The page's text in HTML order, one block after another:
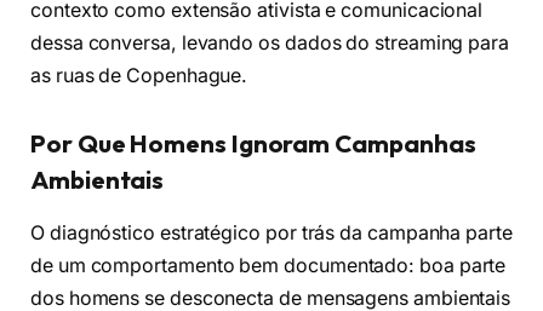
contexto como extensão ativista e comunicacional
dessa conversa, levando os dados do streaming para
as ruas de Copenhague.
Por Que Homens Ignoram Campanhas
Ambientais
O diagnóstico estratégico por trás da campanha parte
de um comportamento bem documentado: boa parte
dos homens se desconecta de mensagens ambientais